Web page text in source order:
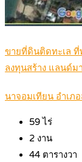
ขายที่ดินติดทะเล ที่
ลงทุนสร้าง แลนด์ม
นาจอมเทียน อำเภ
59 ไร่
2 งาน
44 ตารางวา